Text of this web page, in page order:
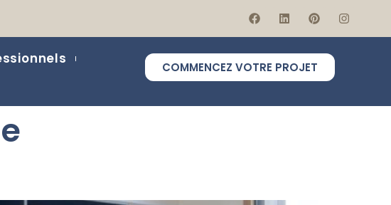
COMMENCEZ VOTRE PROJET